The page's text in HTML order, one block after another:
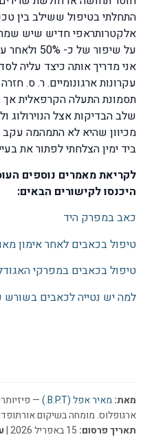
התחלתי בטיפול ששילב בין
אני מדריך אותה כיצד עליה
עקרונות ארגונומיים. ר. ס.
תסמונת התעלה הקרפאלית
שלב הבדיקות אצל הנוירולוג
מכיוון שהיא לא התמהמה
ביד ימין הצלחתי לפתור את בעייתה בתוך 3
לקריאת מאמרים נוספים
היכנסו לקישורים הבאים:
כאב במפרק היד
טיפול בכאבים לאחר אימון
טיפול בכאבים במפרקי
למה יש נטייה לכאבים בשורש
מאת: מאיר אפל (B.P.T.)
—
ארגופלוס. מומחה בשיקום
תאריך פרסום: